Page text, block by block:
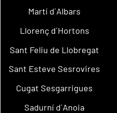
Martí d´Albars
Llorenç d´Hortons
Sant Feliu de Llobregat
Sant Esteve Sesrovires
Cugat Sesgarrigues
Sadurní d´Anoia